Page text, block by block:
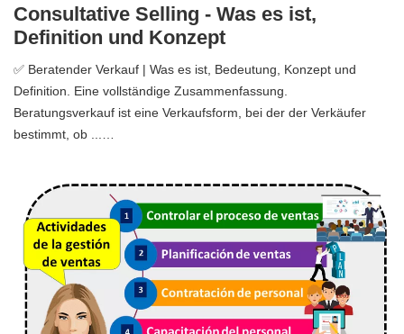
Consultative Selling - Was es ist,
Definition und Konzept
✅ Beratender Verkauf | Was es ist, Bedeutung, Konzept und
Definition. Eine vollständige Zusammenfassung.
Beratungsverkauf ist eine Verkaufsform, bei der der Verkäufer
bestimmt, ob ...…